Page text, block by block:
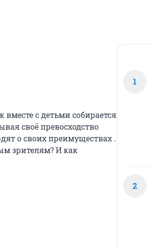
с детьми собирается
своё превосходство
о своих преимуществах .
зрителям? И как
1
2